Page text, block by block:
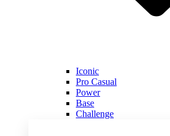
Iconic
Pro Casual
Power
Base
Challenge